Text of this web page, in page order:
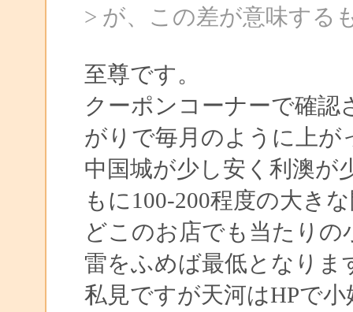
> が、この差が意味する
至尊です。
クーポンコーナーで確認
がりで毎月のように上
中国城が少し安く利澳が
もに100-200程度の大き
どこのお店でも当たり
雷をふめば最低となりま
私見ですが天河はHPで